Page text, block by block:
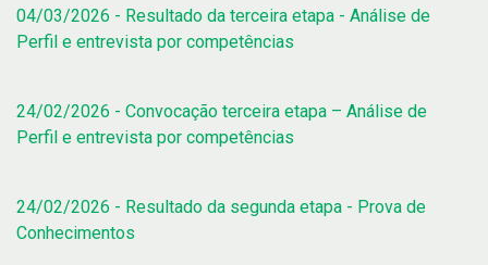
04/03/2026 - Resultado da terceira etapa - Análise de
Perfil e entrevista por competências
24/02/2026 - Convocação terceira etapa – Análise de
Perfil e entrevista por competências
24/02/2026 - Resultado da segunda etapa - Prova de
Conhecimentos